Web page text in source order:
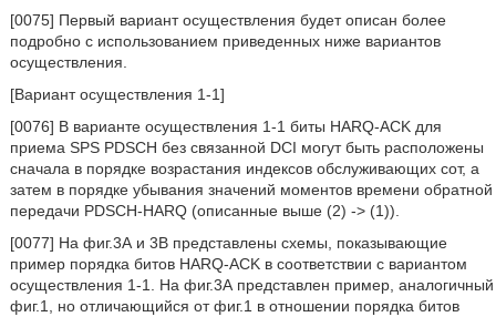
[0075] Первый вариант осуществления будет описан более
подробно с использованием приведенных ниже вариантов
осуществления.
[Вариант осуществления 1-1]
[0076] В варианте осуществления 1-1 биты HARQ-ACK для
приема SPS PDSCH без связанной DCI могут быть расположены
сначала в порядке возрастания индексов обслуживающих сот, а
затем в порядке убывания значений моментов времени обратной
передачи PDSCH-HARQ (описанные выше (2) -> (1)).
[0077] На фиг.3А и 3В представлены схемы, показывающие
пример порядка битов HARQ-ACK в соответствии с вариантом
осуществления 1-1. На фиг.3А представлен пример, аналогичный
фиг.1, но отличающийся от фиг.1 в отношении порядка битов